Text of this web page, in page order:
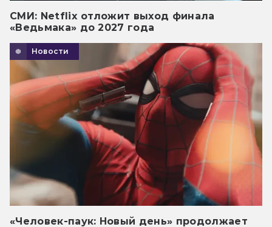
СМИ: Netflix отложит выход финала
«Ведьмака» до 2027 года
Новости
«Человек-паук: Новый день» продолжает